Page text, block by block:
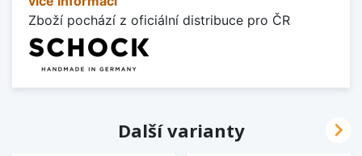
Zboží pochází z oficiální distribuce pro ČR
Další varianty 